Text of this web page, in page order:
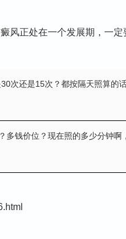
风正处在一个发展期，一
30次还是15次？都按隔天照算的
多钱价位？现在照的多少分钟啊